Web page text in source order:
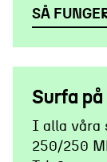
SÅ
Surfa
I alla våra
250/250